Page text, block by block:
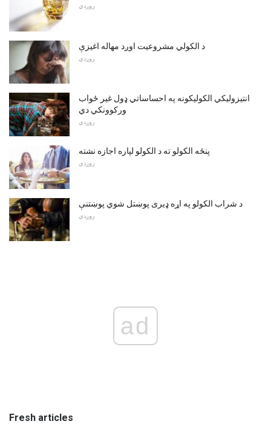
روږدي
د الکولي مشروعیت اوږد مهاله اغیزې
روږدي
انتيزوليکي الکوليکونه په احساساتي ډول غير ځواب
ورکوونکي دي
روږدي
پنځه الکولو ته د الکولو لپاره اجازه نشته
روږدي
د شراب الکولو په اړه ډیری پوښتل شوي پوښتنې
روږدي
ad
Fresh articles